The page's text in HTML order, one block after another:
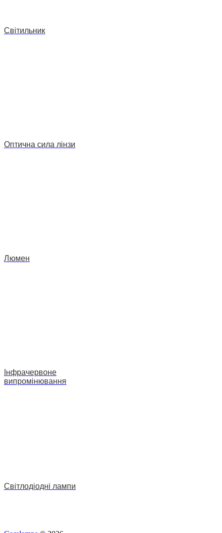
Світильник
Оптична сила лінзи
Люмен
Інфрачервоне
випромінювання
Світлодіодні лампи